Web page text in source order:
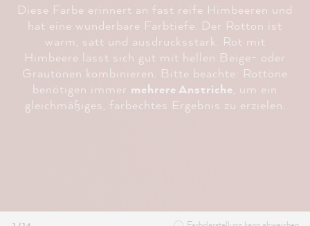
Diese Farbe erinnert an fast reife Himbeeren und
hat eine wunderbare Farbtiefe. Der Rotton ist
warm, satt und ausdrucksstark. Rot mit
Himbeere lässt sich gut mit hellen Beige- oder
Grautönen kombinieren. Bitte beachte: Rottöne
benötigen immer mehrere Anstriche , um ein
gleichmäßiges, farbechtes Ergebnis zu erzielen.